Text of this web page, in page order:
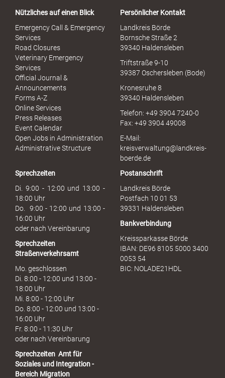
u
h
Nützliches auf einen Blick
Emergency Call & Emergency
Services
Road Closures
Veterinary Emergency
Services
Official Journal &
Announcements
Forms A-Z
Online Services
Press Releases
Event Calendar
Open Jobs in Administration
Administrative Structure
Persönlicher Kontakt
Landkreis Börde
Bornsche Straße 2
39340 Haldensleben
Triftstraße 9-10
39387 Oschersleben (Bode)
Kronesruhe 8
39340 Haldensleben
Telefon: +49 3904 7240-0
Fax: +49 3904 49008
E-Mail:
kreisverwaltung@landkreis-
boerde.de
Sprechzeiten
Di. 9:00 - 12:00 und 13:00 -
18:00 Uhr
Do. 9:00 - 12:00 und 13:00 -
16:00 Uhr
oder nach Vereinbarung
Sprechzeiten
Straßenverkehrsamt
Mo. geschlossen
Di. 8:00 - 12:00 und 13:00 -
18:00 Uhr
Mi. 8:00 - 12:00 Uhr
Do. 8:00 - 12:00 und 13:00 -
16:00 Uhr
Fr. 8:00 - 11:30 Uhr
oder nach Vereinbarung
Sprechzeiten Amt für
Soziales und Integration -
Bereich Migration
Postanschrift
Landkreis Börde
Postfach 10 01 53
39331 Haldensleben
Bankverbindung
Kreissparkasse Börde
IBAN: DE96 8105 5000 3400
0053 54
BIC: NOLADE21HDL